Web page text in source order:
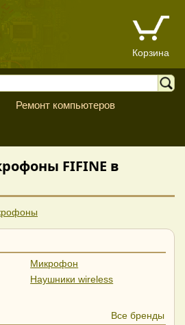
Корзина
Ремонт компьютеров
FIFINE в
Микрофон
Наушники wireless
Все бренды